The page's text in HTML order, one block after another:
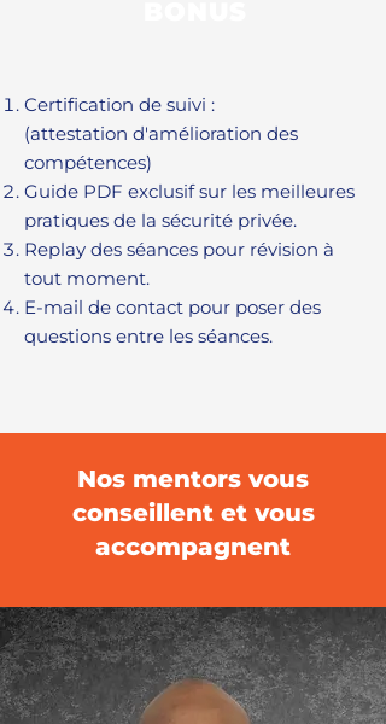
Certification de suivi :
(attestation d'amélioration des
compétences)
Guide PDF exclusif sur les meilleures
pratiques de la sécurité privée.
Replay des séances pour révision à
tout moment.
E-mail de contact pour poser des
questions entre les séances.
Nos mentors vous
conseillent et vous
accompagnent